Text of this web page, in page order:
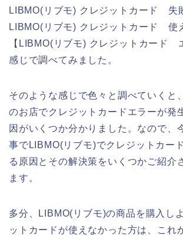
LIBMO(リブモ) クレジットカード 失
LIBMO(リブモ) クレジットカード 使
【LIBMO(リブモ) クレジットカード
感じで調べてみました。
そのような感じで色々と調べていくと
のお店でクレジットカードエラーが発
因がいくつか分かりました。なので、
事でLIBMO(リブモ)でクレジットカー
る原因とその解決策をいくつかご紹介
ます。
多分、LIBMO(リブモ)の商品を購入し
ットカードが使えなかった方は、これ